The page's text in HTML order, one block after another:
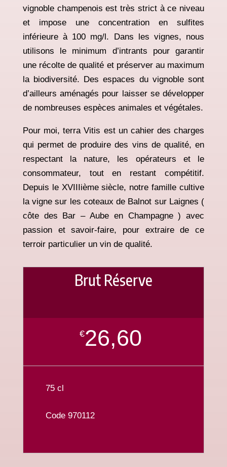
vignoble champenois est très strict à ce niveau
et impose uneconcentration en sulfites
inférieure à 100 mg/l. Dans les vignes, nous
utilisons le minimum d’intrants pourgarantir
une récolte de qualité et préserver au maximum
la biodiversité. Des espaces du vignoble sont
d’ailleurs aménagés pour laisser se développer
de nombreuses espèces animales et végétales.
Pour moi,terra Vitis est un cahier des charges
qui permet de produire des vins de qualité, en
respectant la nature, les opérateurs et le
consommateur, tout en restant compétitif.
Depuis le XVIIIième siècle, notre famille cultive
la vigne sur les coteaux de Balnot sur Laignes (
côte des Bar – Aube en Champagne ) avec
passion et savoir-faire, pour extraire de ce
terroir particulier un vin de qualité.
Brut Réserve
€26,60
75 cl
Code 970112